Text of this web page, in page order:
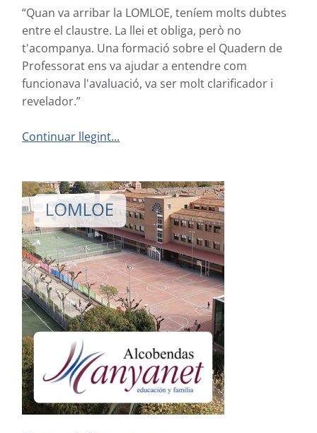
“Quan va arribar la LOMLOE, teníem molts dubtes
entre el claustre. La llei et obliga, però no
t'acompanya. Una formació sobre el Quadern de
Professorat ens va ajudar a entendre com
funcionava l'avaluació, va ser molt clarificador i
revelador.”
Continuar llegint...